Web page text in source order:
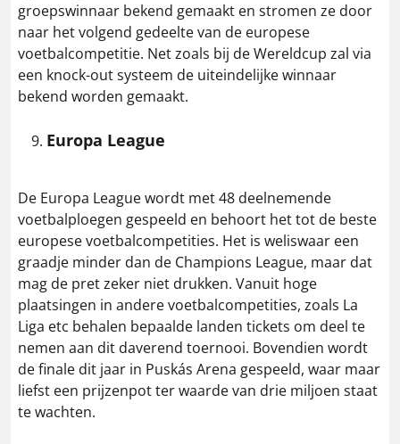
groepswinnaar bekend gemaakt en stromen ze door
naar het volgend gedeelte van de europese
voetbalcompetitie. Net zoals bij de Wereldcup zal via
een knock-out systeem de uiteindelijke winnaar
bekend worden gemaakt.
Europa League
De Europa League wordt met 48 deelnemende
voetbalploegen gespeeld en behoort het tot de beste
europese voetbalcompetities. Het is weliswaar een
graadje minder dan de Champions League, maar dat
mag de pret zeker niet drukken. Vanuit hoge
plaatsingen in andere voetbalcompetities, zoals La
Liga etc behalen bepaalde landen tickets om deel te
nemen aan dit daverend toernooi. Bovendien wordt
de finale dit jaar in Puskás Arena gespeeld, waar maar
liefst een prijzenpot ter waarde van drie miljoen staat
te wachten.